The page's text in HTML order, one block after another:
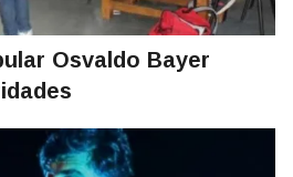
Osvaldo Bayer